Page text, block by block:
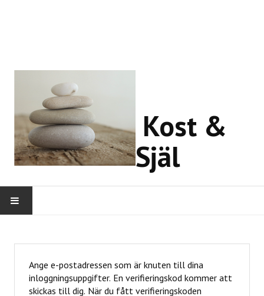
Kost &
Själ
ERBJUDANDEN
Ange e-postadressen som är knuten till dina
inloggningsuppgifter. En verifieringskod kommer att
skickas till dig. När du fått verifieringskoden